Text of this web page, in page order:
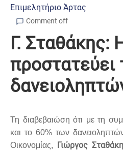
Επιμελητήριο Άρτας
Comment off
Γ. Σταθάκης:
προστατεύει
Τη διαβεβαιώση ότι με τη
και το 60% των
Οικονομίας,
Γιώργος